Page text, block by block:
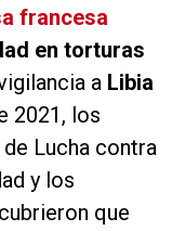
francesa
en torturas
a Libia
2021, los
Lucha contra
y los
que